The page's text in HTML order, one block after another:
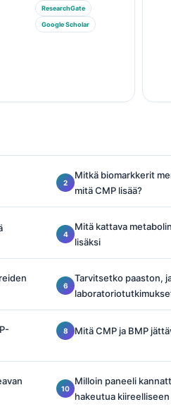
ResearchGate
Google Scholar
Mitkä biomarkkerit
mitä CMP lisää?
Mitä kattava
lisäksi
Tarvitsetko paaston,
Mitä CMP ja BMP
Milloin paneeli
hakeutua